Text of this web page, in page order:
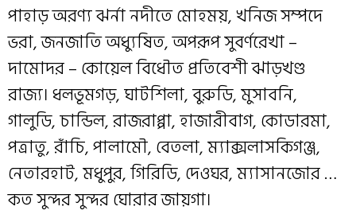
পাহাড় অরণ্য ঝর্না নদীতে মোহময়, খনিজ সম্পদে
ভরা, জনজাতি অধ্যুষিত, অপরূপ সুবর্ণরেখা –
দামোদর – কোয়েল বিধৌত প্রতিবেশী ঝাড়খণ্ড
রাজ্য। ধলভূমগড়, ঘাটশিলা, বুরুডি, মুসাবনি,
গালুডি, চান্ডিল, রাজরাপ্পা, হাজারীবাগ, কোডারমা,
পত্রাতু, রাঁচি, পালামৌ, বেতলা, ম্যাক্সলাসকিগঞ্জ,
নেতারহাট, মধুপুর, গিরিডি, দেওঘর, ম্যাসানজোর …
কত সুন্দর সুন্দর ঘোরার জায়গা।